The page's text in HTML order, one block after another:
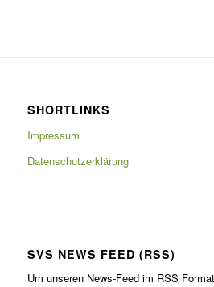
SHORTLINKS
Impressum
Datenschutzerklärung
SVS NEWS FEED (RSS)
Um unseren News-Feed im RSS